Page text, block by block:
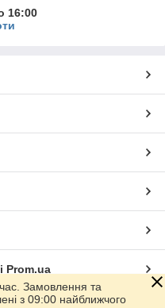
16:00
Prom.ua
Замовлення та
з 09:00 найближчого